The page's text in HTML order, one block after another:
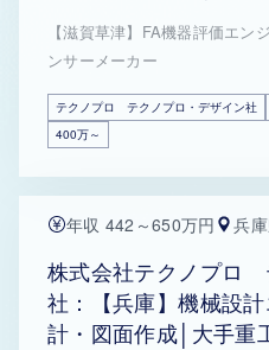
【滋賀草津】FA機器評価エン
ンサーメーカー
テクノプロ テクノプロ・デザイン社
400万～
年収 442～650万円 兵
株式会社テクノプロ
社：【兵庫】機械設
計・図面作成│大手重